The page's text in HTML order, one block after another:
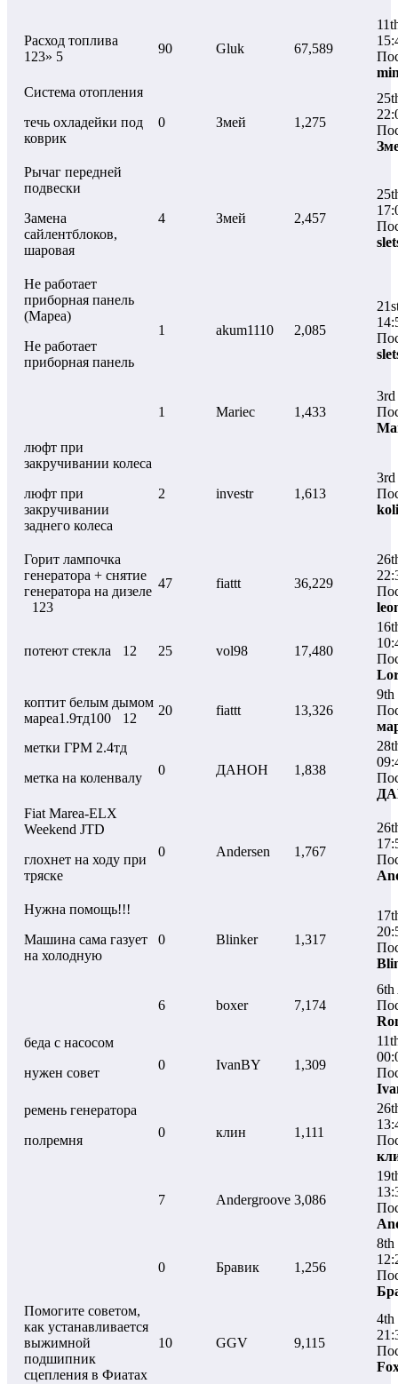
Расход топлива
123» 5
90 Gluk 67,589
Система отопления
течь охладейки под
коврик
0 Змей 1,275
Рычаг передней
подвески
Замена
сайлентблоков,
шаровая
4 Змей 2,457
Не работает
приборная панель
(Мареа)
Не работает
приборная панель
1 akum1110 2,085
1 Mariec 1,433
люфт при
закручивании колеса
люфт при
закручивании
заднего колеса
2 investr 1,613
Горит лампочка
генератора + снятие
генератора на дизеле
123
47 fiattt 36,229
потеют стекла 12 25 vol98 17,480
коптит белым дымом
мареа1.9тд100
12
20 fiattt 13,326
9th
метки ГРМ 2.4тд
метка на коленвалу
0 ДАНОН 1,838
Fiat Marea-ELX
Weekend JTD
глохнет на ходу при
тряске
0 Andersen 1,767
Нужна помощь!!!
Машина сама газует
на холодную
0 Blinker 1,317
6 boxer 7,174
беда с насосом
нужен совет
0 IvanBY 1,309
ремень генератора
полремня
0 клин 1,111
7 Andergroove 3,086
0 Бравик 1,256
Помогите советом,
как устанавливается
выжимной
подшипник
сцепления в Фиатах
10 GGV 9,115